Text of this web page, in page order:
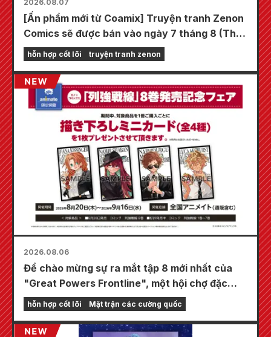
2026.08.07
[Ấn phẩm mới từ Coamix] Truyện tranh Zenon
Comics sẽ được bán vào ngày 7 tháng 8 (Thứ
Sáu)!
hỗn hợp cốt lõi truyện tranh zenon
2026.08.06
Để chào mừng sự ra mắt tập 8 mới nhất của
"Great Powers Frontline", một hội chợ đặc
biệt sẽ được tổ chức tại các cửa hàng
Animate trên toàn quốc bắt đầu từ ngày 20
tháng 8, nơi bạn có thể nhận được một tấm
hỗn hợp cốt lõi Mặt trận các cường quốc